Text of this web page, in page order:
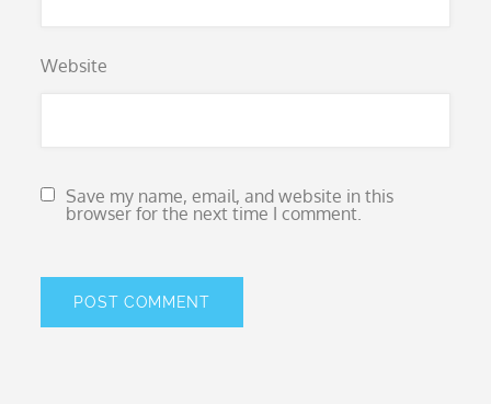
Website
Save my name, email, and website in this
browser for the next time I comment.